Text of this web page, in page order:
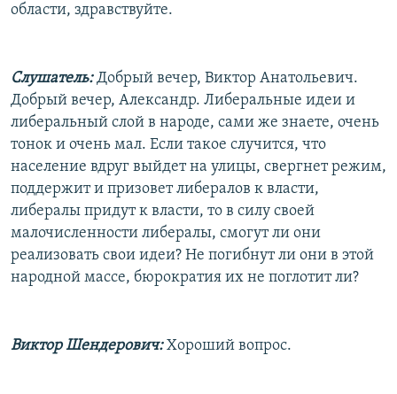
области, здравствуйте.
Слушатель:Добрый вечер, Виктор Анатольевич.
Добрый вечер, Александр. Либеральные идеи и
либеральный слой в народе, сами же знаете, очень
тонок и очень мал. Если такое случится, что
население вдруг выйдет на улицы, свергнет режим,
поддержит и призовет либералов к власти,
либералы придут к власти, то в силу своей
малочисленности либералы, смогут ли они
реализовать свои идеи? Не погибнут ли они в этой
народной массе, бюрократия их не поглотит ли?
Виктор Шендерович:Хороший вопрос.